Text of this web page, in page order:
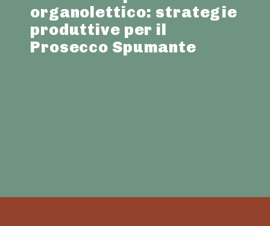
organolettico: strategie
produttive per il
Prosecco Spumante